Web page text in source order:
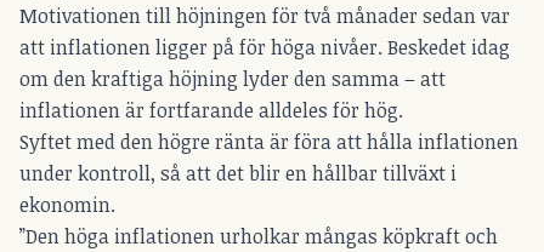
Motivationen till höjningen för två månader sedan var
att inflationen ligger på för höga nivåer. Beskedet idag
om den kraftiga höjning lyder den samma – att
inflationen är fortfarande alldeles för hög.
Syftet med den högre ränta är föra att hålla inflationen
under kontroll, så att det blir en hållbar tillväxt i
ekonomin.
”Den höga inflationen urholkar mångas köpkraft och